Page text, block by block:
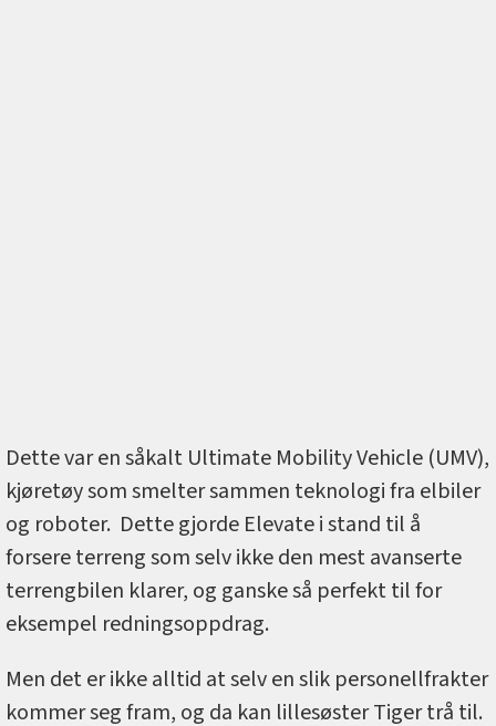
Dette var en såkalt Ultimate Mobility Vehicle (UMV),
kjøretøy som smelter sammen teknologi fra elbiler
og roboter. Dette gjorde Elevate i stand til å
forsere terreng som selv ikke den mest avanserte
terrengbilen klarer, og ganske så perfekt til for
eksempel redningsoppdrag.
Men det er ikke alltid at selv en slik personellfrakter
kommer seg fram, og da kan lillesøster Tiger trå til.